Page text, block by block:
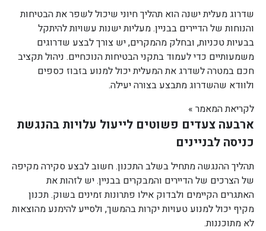
שדרוג מעלית ישנה הוא תהליך חיוני שיכול לשפר את הבטיחות
והנוחות של הדיירים בבניין. מעליות ישנות עשויות להיתקל
בבעיות טכניות, ובחלק מהמקרים, יש צורך לבצע שדרוגים
משמעותיים כדי לעמוד בתקני הבטיחות הנוכחיים. ניהול תקציב
חכם במטרה לשדרג את המעלית יכול למנוע בזבוז כספים
ולוודא שהשדרוג מתבצע בצורה יעילה.
לקריאת המאמר »
ארבעה צעדים פשוטים לייעול עלויות בהנגשת
כניסה לבניינים
תהליך ההנגשה מתחיל בשלב התכנון. חשוב לבצע סקירה מקיפה
של הצרכים של הדיירים והמבקרים בבניין. יש לזהות את
האתגרים הקיימים ולבדוק אילו פתרונות זמינים בשוק. תכנון
מקיף יכול למנוע טעויות יקרות בהמשך, ולסייע להימנע מהוצאות
לא מתוכננות.